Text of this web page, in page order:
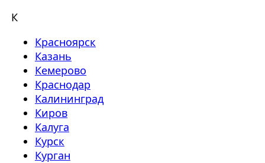
К
Красноярск
Казань
Кемерово
Краснодар
Калининград
Киров
Калуга
Курск
Курган